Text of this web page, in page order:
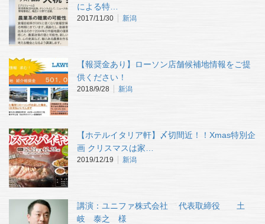
による特…
2017/11/30 新潟
【報奨金あり】ローソン店舗候補地情報をご提
供ください！
2018/9/28 新潟
【ホテルイタリア軒】〆切間近！！Xmas特別企
画 クリスマスは家…
2019/12/19 新潟
講演：ユニファ株式会社 代表取締役 土
岐 泰之 様